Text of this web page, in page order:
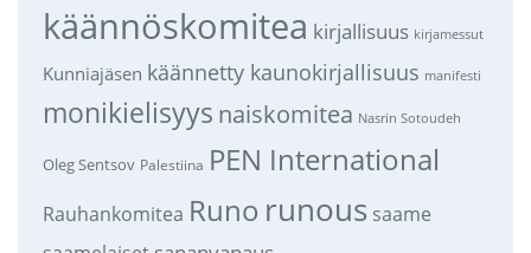
käännöskomitea kirjallisuus kirjamessut
Kunniajäsen käännetty kaunokirjallisuus manifesti
monikielisyys naiskomitea Nasrin Sotoudeh
Oleg Sentsov Palestiina PEN International
Rauhankomitea Runo runous saame